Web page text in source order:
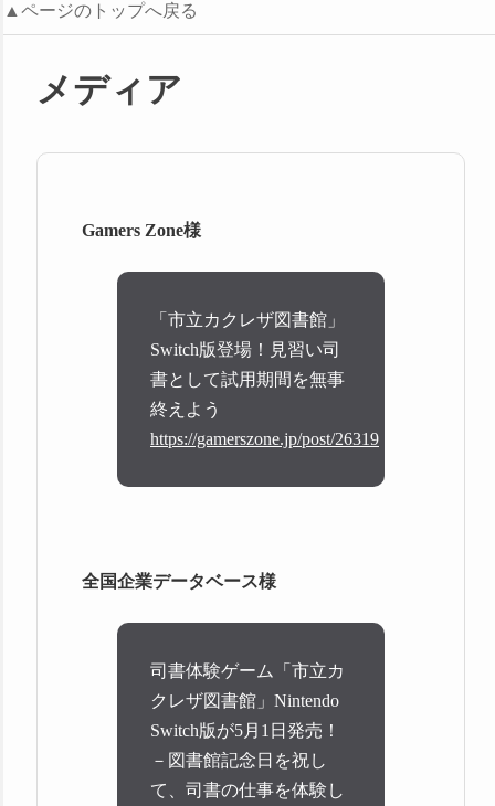
▲ページのトップへ戻る
メディア
Gamers Zone様
「市立カクレザ図書館」
Switch版登場！見習い司
書として試用期間を無事
終えよう
https://gamerszone.jp/post/26319
全国企業データベース様
司書体験ゲーム「市立カ
クレザ図書館」Nintendo
Switch版が5月1日発売！
－図書館記念日を祝し
て、司書の仕事を体験し